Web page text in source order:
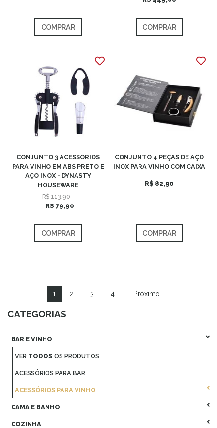
CATEGORIAS
BAR E VINHO
VER TODOS OS PRODUTOS
ACESSÓRIOS PARA BAR
ACESSÓRIOS PARA VINHO
CAMA E BANHO
COZINHA
COMPRAR COMPRAR
CONJUNTO 3 ACESSÓRIOS
PARA VINHO EM ABS PRETO E
AÇO INOX - DYNASTY
HOUSEWARE
R$ 113,90
R$ 79,90
COMPRAR
CONJUNTO 4 PEÇAS DE AÇO
INOX PARA VINHO COM CAIXA
R$ 82,90
COMPRAR
1 2 3 4 Próximo